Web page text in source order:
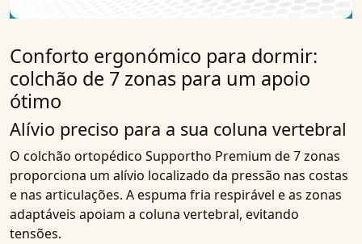
Conforto ergonómico para dormir:
colchão de 7 zonas para um apoio
ótimo
Alívio preciso para a sua coluna vertebral
O colchão ortopédico Supportho Premium de 7 zonas
proporciona um alívio localizado da pressão nas costas
e nas articulações. A espuma fria respirável e as zonas
adaptáveis apoiam a coluna vertebral, evitando
tensões.